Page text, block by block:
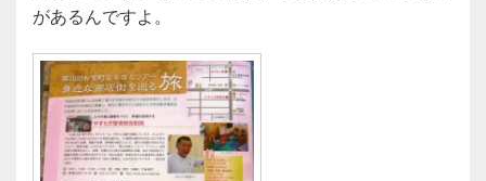
があるんですよ。